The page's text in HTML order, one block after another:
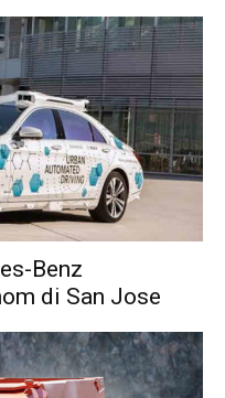
Benz
di San Jose